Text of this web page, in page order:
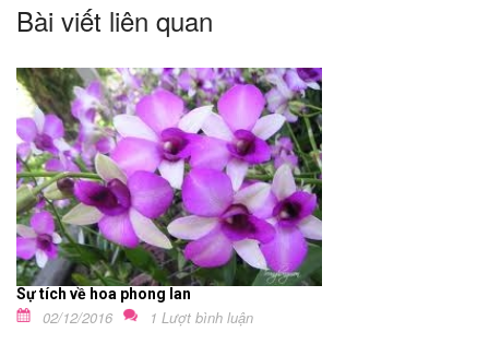
Bài viết liên quan
Sự tích về hoa phong lan
02/12/2016
1 Lượt bình luận